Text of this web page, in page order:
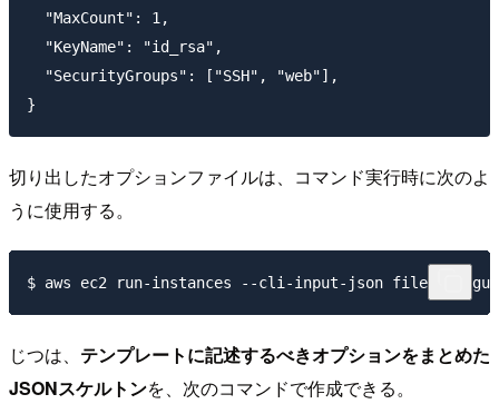
  "MaxCount": 1,
  "KeyName": "id_rsa",
  "SecurityGroups": ["SSH", "web"],
切り出したオプションファイルは、コマンド実行時に次のよ
うに使用する。
じつは、 テンプレートに記述するべきオプションをまとめた
JSONスケルトンを、次のコマンドで作成できる。